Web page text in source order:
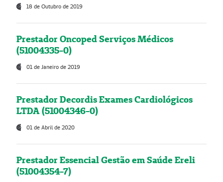
18 de Outubro de 2019
Prestador Oncoped Serviços Médicos
(51004335-0)
01 de Janeiro de 2019
Prestador Decordis Exames Cardiológicos
LTDA (51004346-0)
01 de Abril de 2020
Prestador Essencial Gestão em Saúde Ereli
(51004354-7)